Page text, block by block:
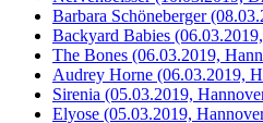
Barbara Schöneberger
Backyard Babies
The Bones (06.03.2019,
Audrey Horne (06.03.2019,
Sirenia (05.03.2019,
Elyose (05.03.2019,